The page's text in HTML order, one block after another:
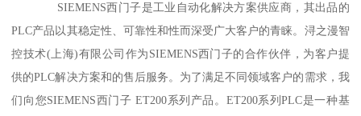
SIEMENS西门子是工业自动化解决方案供应商，其出品的
PLC产品以其稳定性、可靠性和性而深受广大客户的青睐。浔之漫智
控技术(上海)有限公司作为SIEMENS西门子的合作伙伴，为客户提
供的PLC解决方案和的售后服务。为了满足不同领域客户的需求，我
们向您SIEMENS西门子 ET200系列产品。ET200系列PLC是一种基